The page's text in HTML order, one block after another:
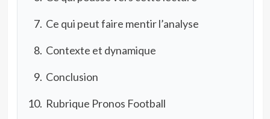
Ce qui peut faire mentir l’analyse
Contexte et dynamique
Conclusion
Rubrique Pronos Football